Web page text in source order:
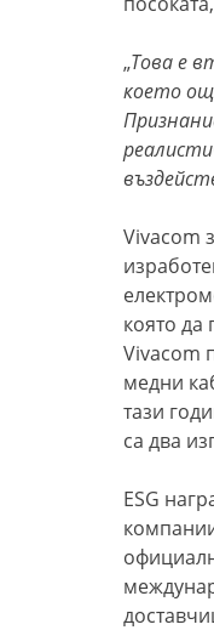
„Това е
което
Vivacom
която да
Vivacom
медни
тази
са два
ESG